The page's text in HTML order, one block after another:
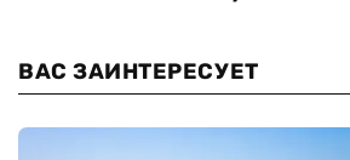
ВАС ЗАИНТЕРЕСУЕТ